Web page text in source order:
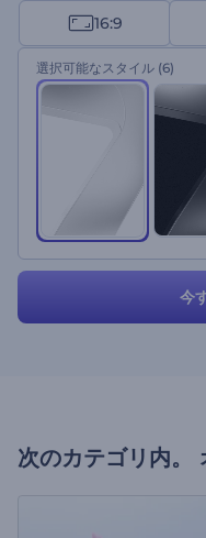
トロやエンディング動画など
い方法で視聴者を魅了しましょ
16:9
選択可能なスタイル (6)
今
次のカテゴリ内。